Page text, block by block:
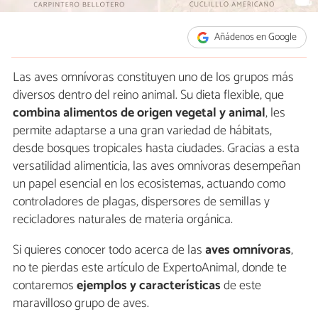
Añádenos en Google
Las aves omnívoras constituyen uno de los grupos más
diversos dentro del reino animal. Su dieta flexible, que
combina alimentos de origen vegetal y animal, les
permite adaptarse a una gran variedad de hábitats,
desde bosques tropicales hasta ciudades. Gracias a esta
versatilidad alimenticia, las aves omnívoras desempeñan
un papel esencial en los ecosistemas, actuando como
controladores de plagas, dispersores de semillas y
recicladores naturales de materia orgánica.
Si quieres conocer todo acerca de lasaves omnívoras,
no te pierdas este artículo de ExpertoAnimal, donde te
contaremosejemplos y característicasde este
maravilloso grupo de aves.